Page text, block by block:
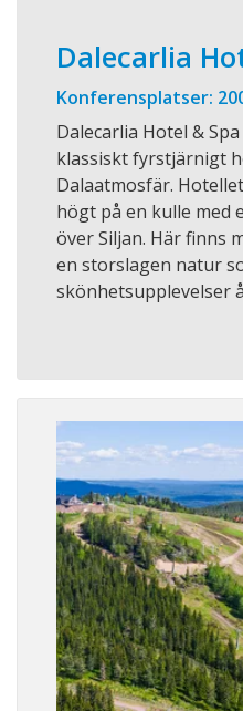
Dalecarlia
Konferensplatser:
Dalecarlia Hotel &
klassiskt fyrstjärnigt
Dalaatmosfär.
högt på en kulle med
över Siljan. Här finns
en storslagen natur
skönhetsupplevelser